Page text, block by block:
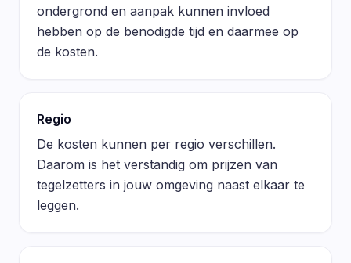
ondergrond en aanpak kunnen invloed
hebben op de benodigde tijd en daarmee op
de kosten.
Regio
De kosten kunnen per regio verschillen.
Daarom is het verstandig om prijzen van
tegelzetters in jouw omgeving naast elkaar te
leggen.